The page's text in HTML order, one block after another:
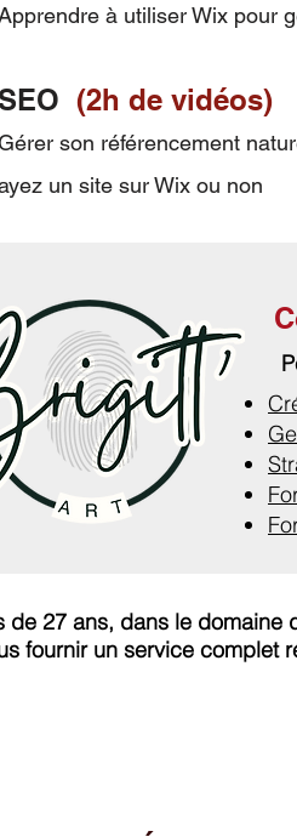
à utiliser Wix pour
SEO (2h de vidéos)
son référencement
un site sur Wix ou non
de 27 ans, dans le
fournir un service complet